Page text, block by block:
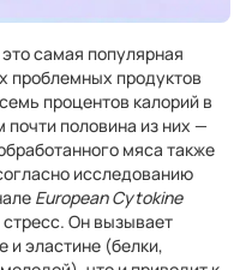
самая популярная
проблемных продуктов
процентов калорий в
половина из них —
мяса также
исследованию
European Cytokine
Он вызывает
и эластине (белки,